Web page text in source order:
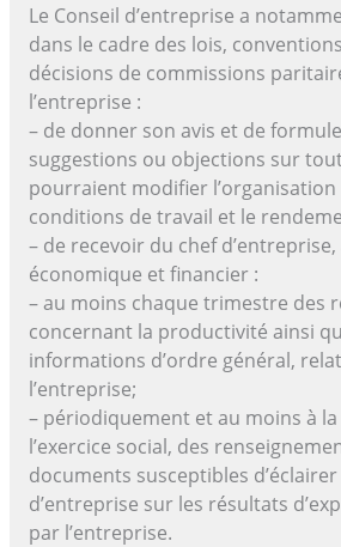
Le Conseil d’entreprise a
dans le cadre des lois,
décisions de commissions
l’entreprise :
– de donner son avis et de
suggestions ou objections sur
pourraient modifier l’organisation
conditions de travail et le
– de recevoir du chef
économique et financier :
– au moins chaque trimestre des
concernant la productivité ainsi
informations d’ordre général,
l’entreprise;
– périodiquement et au moins à
l’exercice social, des
documents susceptibles d’éclairer
d’entreprise sur les résultats
par l’entreprise.